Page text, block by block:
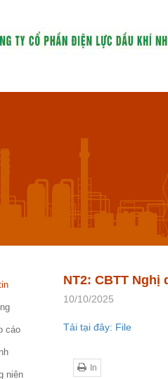
cáo
niên
NT2: CBTT
10/10/2025
Tải tại đây: File
In